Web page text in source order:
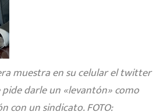
muestra en su celular el twitter
darle un «levantón» como
con un sindicato. FOTO: